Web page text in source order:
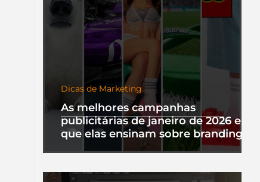
As melhores campanhas
publicitárias de janeiro de 2026 e o
que elas ensinam sobre branding
Dicas de Marketing